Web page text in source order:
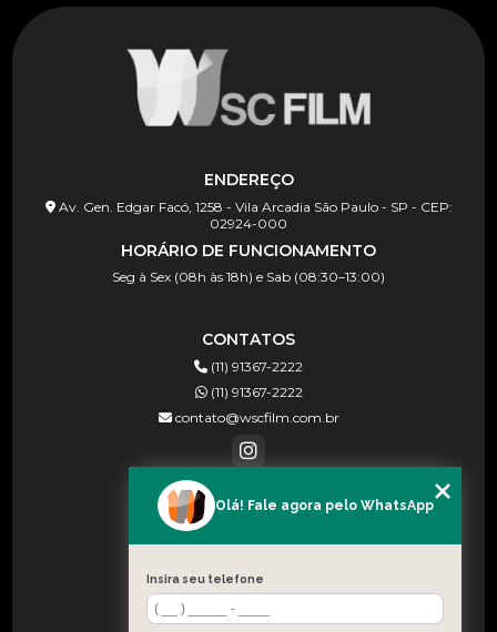
ENDEREÇO
Av. Gen. Edgar Facó, 1258 - Vila Arcadia São Paulo - SP - CEP:
02924-000
HORÁRIO DE FUNCIONAMENTO
Seg à Sex (08h às 18h) e Sab (08:30–13:00)
CONTATOS
(11) 91367-2222
(11) 91367-2222
contato@wscfilm.com.br
MENU
HOME
BLOG
CONTATO
Olá! Fale agora pelo WhatsApp
Insira seu telefone